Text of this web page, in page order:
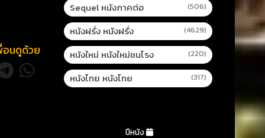
อนดูด้วย
Sequel หนังภาคต่อ (506)
หนังฝรั่ง หนังฝรั่ง (4629)
หนังใหม่ หนังใหม่ชนโรง (220)
หนังไทย หนังไทย (317)
ปีหนัง